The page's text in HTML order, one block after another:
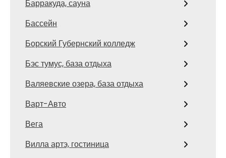
Барракуда, сауна
Бассейн
Борский Губернский колледж
Бэс тумус, база отдыха
Валяевские озера, база отдыха
Варт-Авто
Вега
Вилла артэ, гостиница